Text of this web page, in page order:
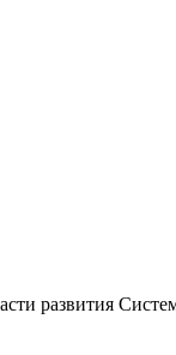
развития